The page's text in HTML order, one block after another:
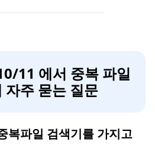
11 에서 중복 파일
자주 묻는 질문
복파일 검색기를 가지고